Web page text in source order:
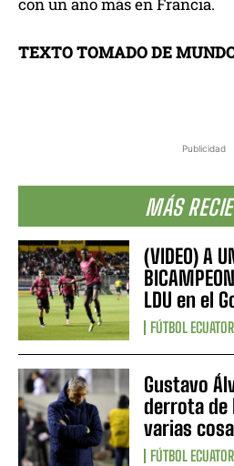
Publicidad
MÁS
(VIDEO) A
LDU en el
FÚTBOL
Gustavo
derrota de
varias
FÚTBOL
con un año más en Francia.
TEXTO TOMADO DE